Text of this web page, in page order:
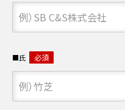
氏 必須